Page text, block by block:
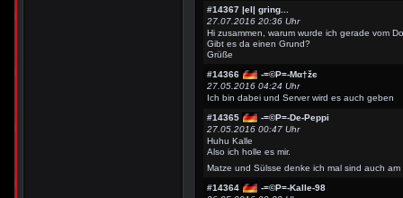
#14367 |el| gring...
27.07.2016 20:36 Uhr
Hi zusammen, warum wurde ich gerade vom
Gibt es da einen Grund?
Grüße
#14366
-=©P=-Мα†žє
27.05.2016 04:24 Uhr
Ich bin dabei und Server wird es auch geben
#14365
-=©P=-De-Peppi
27.05.2016 00:47 Uhr
Huhu Kalle
Also ich holle es mir.
Matze und Sülsse denke ich mal sind auch
#14364
-=©P=-Kalle-98